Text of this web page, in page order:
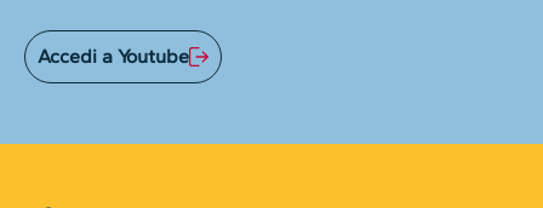
Accedi a Youtube